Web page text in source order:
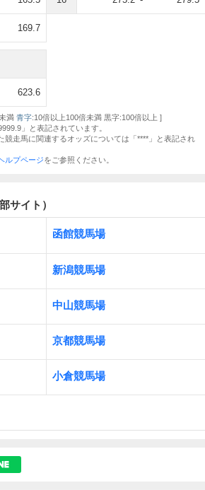
169.7
623.6
満 青字:10倍以上100倍未満 黒字:100倍以上 ]
」と表記されています。
走馬に関連するオッズについては「****」と表記され
ルプページをご参照ください。
サイト）
函館競馬場
新潟競馬場
中山競馬場
京都競馬場
小倉競馬場